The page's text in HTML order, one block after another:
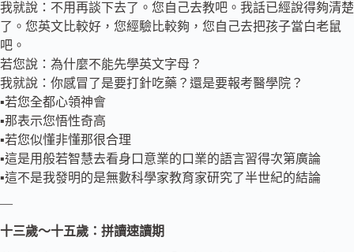
我就說：不用再談下去了。您自己去教吧。我話已經說得夠清楚
了。您英文比較好，您經驗比較夠，您自己去把孩子當白老鼠
吧。
若您說：為什麼不能先學英文字母？
我就說：你感冒了是要打針吃藥？還是要報考醫學院？
▪️若您全都心領神會
▪️那表示您悟性奇高
▪️若您似懂非懂那很合理
▪️這是用般若智慧去看身口意業的口業的語言習得次第廣論
▪️這不是我發明的是無數科學家教育家研究了半世紀的結論
—
十三歲～十五歲：拼讀速讀期